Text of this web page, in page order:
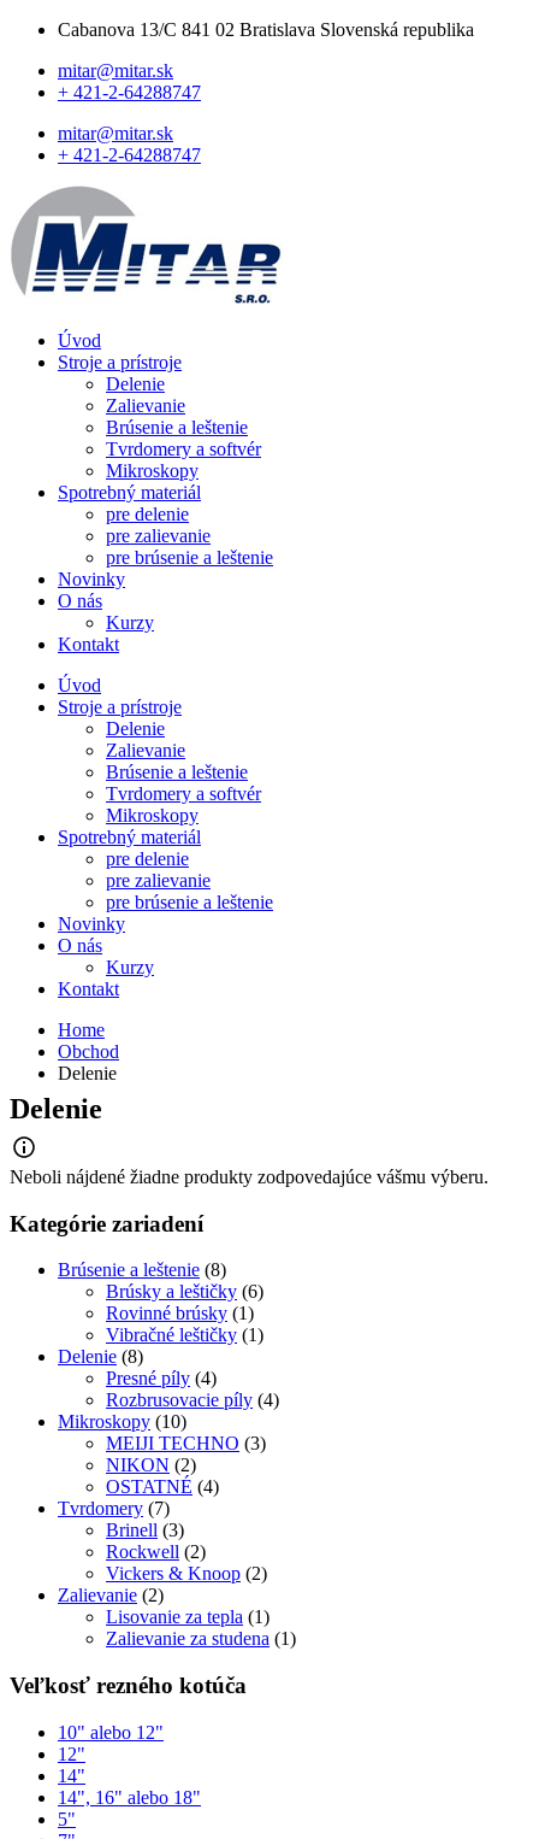
Cabanova 13/C 841 02 Bratislava Slovenská republika
mitar@mitar.sk
+ 421-2-64288747
mitar@mitar.sk
+ 421-2-64288747
Úvod
Stroje a prístroje
Delenie
Zalievanie
Brúsenie a leštenie
Tvrdomery a softvér
Mikroskopy
Spotrebný materiál
pre delenie
pre zalievanie
pre brúsenie a leštenie
Novinky
O nás
Kurzy
Kontakt
Úvod
Stroje a prístroje
Delenie
Zalievanie
Brúsenie a leštenie
Tvrdomery a softvér
Mikroskopy
Spotrebný materiál
pre delenie
pre zalievanie
pre brúsenie a leštenie
Novinky
O nás
Kurzy
Kontakt
Home
Obchod
Delenie
Delenie
Neboli nájdené žiadne produkty zodpovedajúce vášmu výberu.
Kategórie zariadení
Brúsenie a leštenie (8)
Brúsky a leštičky (6)
Rovinné brúsky (1)
Vibračné leštičky (1)
Delenie (8)
Presné píly (4)
Rozbrusovacie píly (4)
Mikroskopy (10)
MEIJI TECHNO (3)
NIKON (2)
OSTATNÉ (4)
Tvrdomery (7)
Brinell (3)
Rockwell (2)
Vickers & Knoop (2)
Zalievanie (2)
Lisovanie za tepla (1)
Zalievanie za studena (1)
Veľkosť rezného kotúča
10" alebo 12"
12"
14"
14", 16" alebo 18"
5"